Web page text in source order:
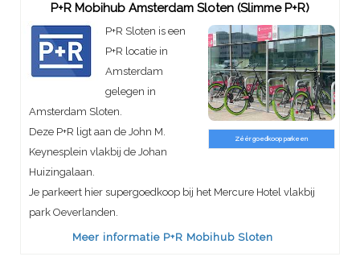
P+R Mobihub Amsterdam Sloten (Slimme P+R)
Zéér goedkoop parkeen
P+R Sloten is een
P+R locatie in
Amsterdam
gelegen in
Amsterdam Sloten.
Deze P+R ligt aan de John M.
Keynesplein vlakbij de Johan
Huizingalaan.
Je parkeert hier supergoedkoop bij het Mercure Hotel vlakbij
park Oeverlanden.
Meer informatie P+R Mobihub Sloten